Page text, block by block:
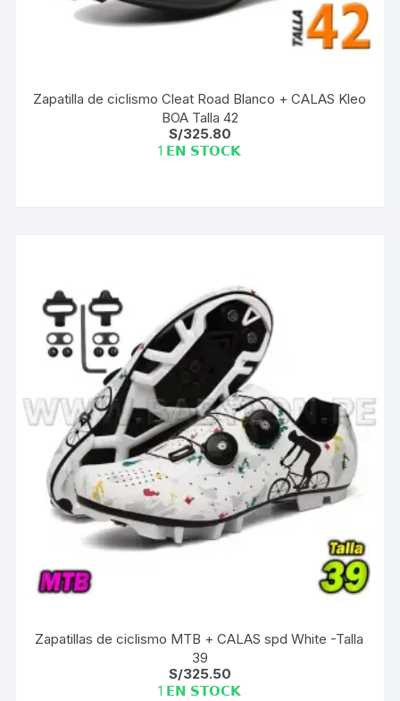
Zapatilla de ciclismo Cleat Road Blanco + CALAS Kleo
BOA Talla 42
S/325.80
1 𝗘𝗡 𝗦𝗧𝗢𝗖𝗞
Zapatillas de ciclismo MTB + CALAS spd White -Talla
39
S/325.50
1 𝗘𝗡 𝗦𝗧𝗢𝗖𝗞